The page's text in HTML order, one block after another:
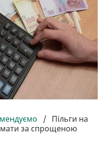
/ Пільги на
за спрощеною